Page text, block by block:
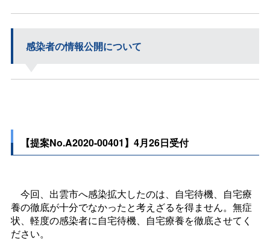
感染者の情報公開について
【提案No.A2020-00401】4月26日受付
今回、出雲市へ感染拡大したのは、自宅待機、自宅療
養の徹底が十分でなかったと考えざるを得ません。無症
状、軽度の感染者に自宅待機、自宅療養を徹底させてく
ださい。